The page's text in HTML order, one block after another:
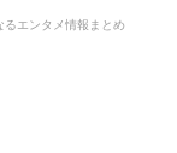
エンタメ情報まとめ